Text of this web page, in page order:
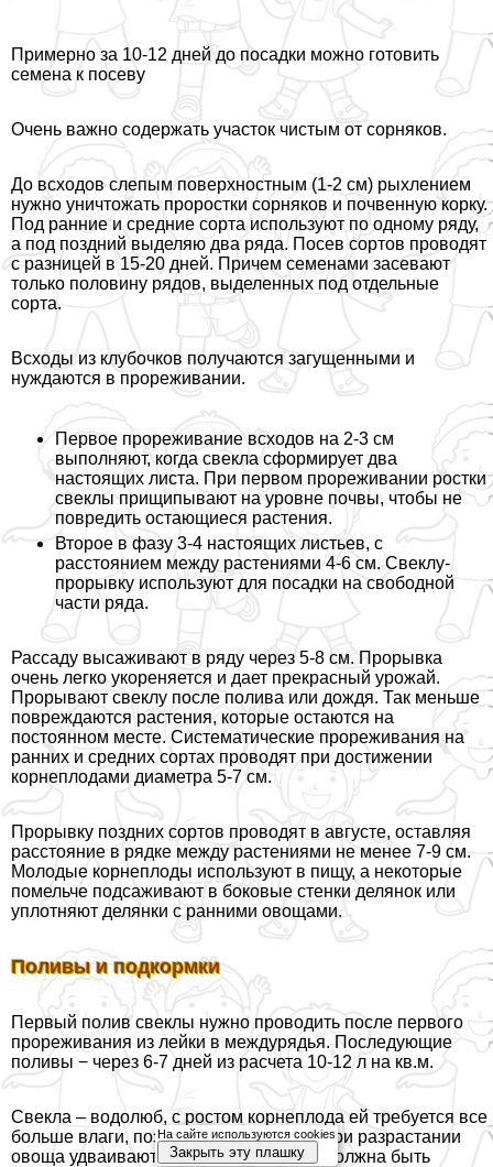
Примерно за 10-12 дней до посадки можно готовить
семена к посеву
Очень важно содержать участок чистым от сорняков.
До всходов слепым поверхностным (1-2 см) рыхлением
нужно уничтожать проростки сорняков и почвенную корку.
Под ранние и средние сорта используют по одному ряду,
а под поздний выделяю два ряда. Посев сортов проводят
с разницей в 15-20 дней. Причем семенами засевают
только половину рядов, выделенных под отдельные
сорта.
Всходы из клубочков получаются загущенными и
нуждаются в прореживании.
Первое прореживание всходов на 2-3 см
выполняют, когда свекла сформирует два
настоящих листа. При первом прореживании ростки
свеклы прищипывают на уровне почвы, чтобы не
повредить остающиеся растения.
Второе в фазу 3-4 настоящих листьев, с
расстоянием между растениями 4-6 см. Свеклу-
прорывку используют для посадки на свободной
части ряда.
Рассаду высаживают в ряду через 5-8 см. Прорывка
очень легко укореняется и дает прекрасный урожай.
Прорывают свеклу после полива или дождя. Так меньше
повреждаются растения, которые остаются на
постоянном месте. Систематические прореживания на
ранних и средних сортах проводят при достижении
корнеплодами диаметра 5-7 см.
Прорывку поздних сортов проводят в августе, оставляя
расстояние в рядке между растениями не менее 7-9 см.
Молодые корнеплоды используют в пищу, а некоторые
помельче подсаживают в боковые стенки делянок или
уплотняют делянки с ранними овощами.
Поливы и подкормки
Первый полив свеклы нужно проводить после первого
прореживания из лейки в междурядья. Последующие
поливы − через 6-7 дней из расчета 10-12 л на кв.м.
Свекла – водолюб, с ростом корнеплода ей требуется все
больше влаги, поэтому норму полива при разрастании
овоща удваивают. Почва под свеклой должна быть
На сайте используются cookies
Закрыть эту плашку